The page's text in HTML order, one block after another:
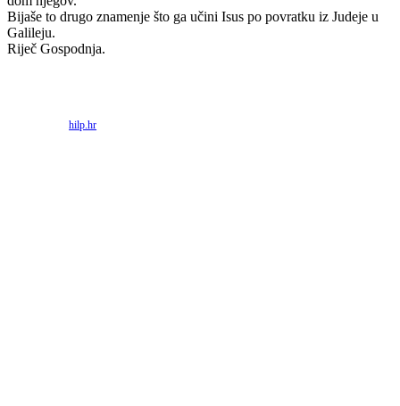
Bijaše to drugo znamenje što ga učini Isus po povratku iz Judeje u
Galileju.
Riječ Gospodnja.
Izvor:hilp.hr